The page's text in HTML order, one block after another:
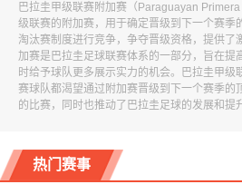
巴拉圭甲级联赛附加赛（Paraguayan
级联赛的附加赛，用于确定晋级到下一个赛季
淘汰赛制度进行竞争，争夺晋级资格，提供了
加赛是巴拉圭足球联赛体系的一部分，旨在提
时给予球队更多展示实力的机会。巴拉圭甲级
赛球队都渴望通过附加赛晋级到下一个赛季的
的比赛，同时也推动了巴拉圭足球的发展和提
热门赛事